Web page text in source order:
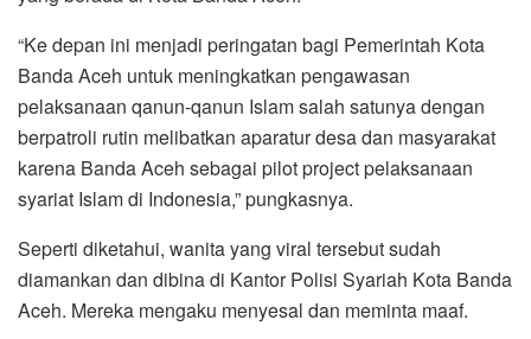
“Ke depan ini menjadi peringatan bagi Pemerintah Kota
Banda Aceh untuk meningkatkan pengawasan
pelaksanaan qanun-qanun Islam salah satunya dengan
berpatroli rutin melibatkan aparatur desa dan masyarakat
karena Banda Aceh sebagai pilot project pelaksanaan
syariat Islam di Indonesia,” pungkasnya.
Seperti diketahui, wanita yang viral tersebut sudah
diamankan dan dibina di Kantor Polisi Syariah Kota Banda
Aceh. Mereka mengaku menyesal dan meminta maaf.